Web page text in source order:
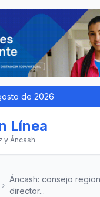
de 2026
Línea
y Áncash
›
Áncash: consejo
director...